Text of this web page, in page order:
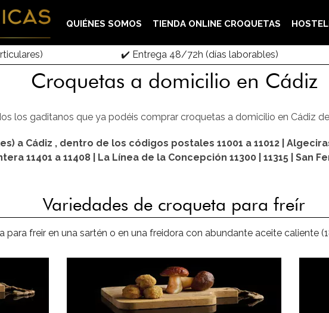
QUIÉNES SOMOS TIENDA ONLINE CROQUETAS
✔️ Entrega 48/72h (días laborables)
Croquetas a domicilio en Cádiz
los gaditanos que ya podéis comprar croquetas a domicilio en Cádiz
a Cádiz , dentro de los códigos postales 11001 a 11012 |
11401 a 11408 | La Línea de la Concepción 11300 | 11315 | San
Variedades de croqueta para freír
freir en una sartén o en una freidora con abundante aceite caliente